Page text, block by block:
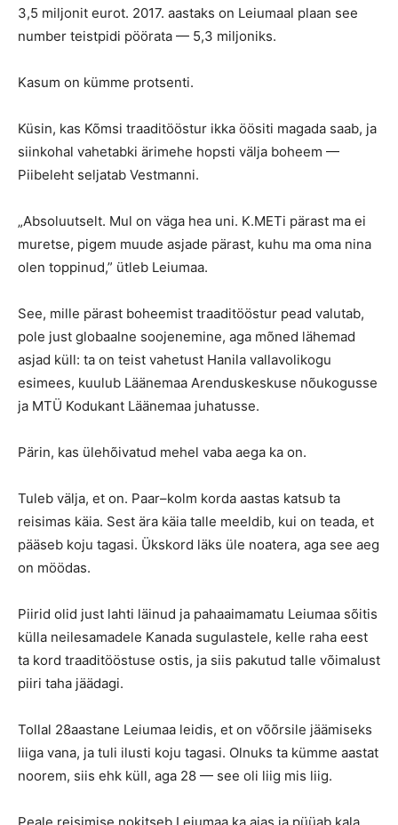
3,5 miljonit eurot. 2017. aastaks on Leiumaal plaan see
number teistpidi pöörata — 5,3 miljoniks.
Kasum on kümme protsenti.
Küsin, kas Kõmsi traaditööstur ikka öösiti magada saab, ja
siinkohal vahetabki ärimehe hopsti välja boheem —
Piibeleht seljatab Vestmanni.
„Absoluutselt. Mul on väga hea uni. K.METi pärast ma ei
muretse, pigem muude asjade pärast, kuhu ma oma nina
olen toppinud,” ütleb Leiumaa.
See, mille pärast boheemist traaditööstur pead valutab,
pole just globaalne soojenemine, aga mõned lähemad
asjad küll: ta on teist vahetust Hanila vallavolikogu
esimees, kuulub Läänemaa Arenduskeskuse nõukogusse
ja MTÜ Kodukant Läänemaa juhatusse.
Pärin, kas ülehõivatud mehel vaba aega ka on.
Tuleb välja, et on. Paar–kolm korda aastas katsub ta
reisimas käia. Sest ära käia talle meeldib, kui on teada, et
pääseb koju tagasi. Ükskord läks üle noatera, aga see aeg
on möödas.
Piirid olid just lahti läinud ja pahaaimamatu Leiumaa sõitis
külla neilesamadele Kanada sugulastele, kelle raha eest
ta kord traaditööstuse ostis, ja siis pakutud talle võimalust
piiri taha jäädagi.
Tollal 28aastane Leiumaa leidis, et on võõrsile jäämiseks
liiga vana, ja tuli ilusti koju tagasi. Olnuks ta kümme aastat
noorem, siis ehk küll, aga 28 — see oli liig mis liig.